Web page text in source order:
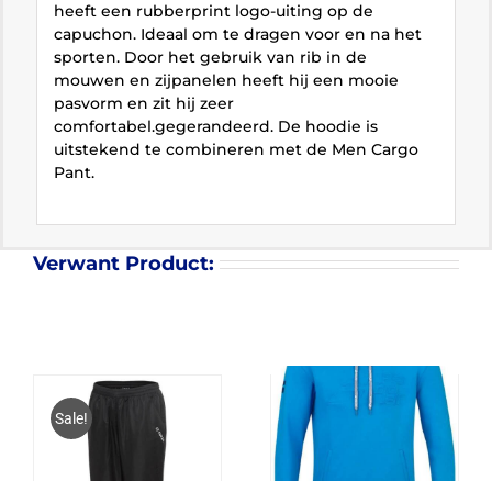
heeft een rubberprint logo-uiting op de
capuchon. Ideaal om te dragen voor en na het
sporten. Door het gebruik van rib in de
mouwen en zijpanelen heeft hij een mooie
pasvorm en zit hij zeer
comfortabel.gegerandeerd. De hoodie is
uitstekend te combineren met de Men Cargo
Pant.
Verwant Product:
Sale!